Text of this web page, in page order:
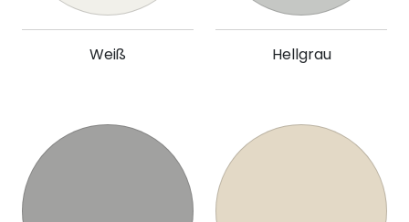
Weiß Hellgrau